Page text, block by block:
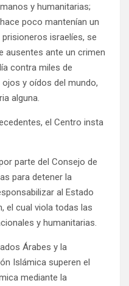
y humanitarias;
poco mantenían un
israelíes, se
ausentes ante un crimen
contra miles de
y oídos del mundo,
alguna.
el Centro insta
parte del Consejo de
para detener la
al Estado
el cual viola todas las
y humanitarias.
Árabes y la
Islámica superen el
mediante la